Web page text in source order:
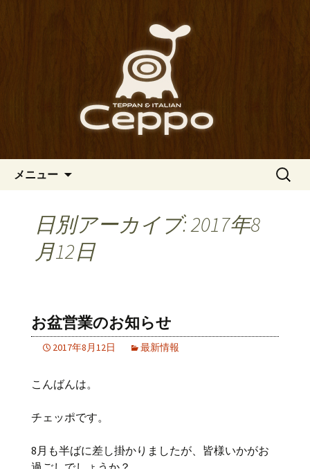
南船場・心斎橋のイタリアン
「Ceppo（チェッポ）」の公式
イタリアン「Ceppo（チェッポ）」。
さまざまなパスタや讃岐オリーブ牛の
ステーキのほか、バルメニューも豊富
にご用意。デートにも一人飲みのお客
様にもぴったりです。
メニュー
検
日別アーカイブ: 2017年8
月12日
お盆営業のお知らせ
2017年8月12日 最新情報
こんばんは。
チェッポです。
8月も半ばに差し掛かりましたが、皆様いかがお